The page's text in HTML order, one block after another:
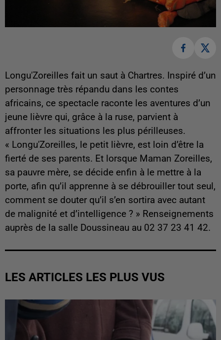
Longu'Zoreilles fait un saut à Chartres. Inspiré d’un
personnage très répandu dans les contes
africains, ce spectacle raconte les aventures d’un
jeune lièvre qui, grâce à la ruse, parvient à
affronter les situations les plus périlleuses.
« Longu'Zoreilles, le petit lièvre, est loin d’être la
fierté de ses parents. Et lorsque Maman Zoreilles,
sa pauvre mère, se décide enfin à le mettre à la
porte, afin qu’il apprenne à se débrouiller tout seul,
comment se douter qu’il s’en sortira avec autant
de malignité et d’intelligence ? » Renseignements
auprès de la salle Doussineau au 02 37 23 41 42.
LES ARTICLES LES PLUS VUS